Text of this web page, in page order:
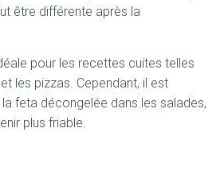
être différente après la
pour les recettes cuites telles
les pizzas. Cependant, il est
feta décongelée dans les salades,
plus friable.